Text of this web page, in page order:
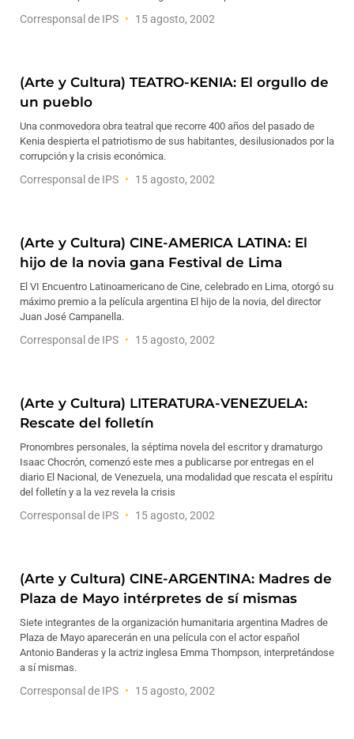
Corresponsal de IPS 15 agosto, 2002
(Arte y Cultura) TEATRO-KENIA: El orgullo de
un pueblo
Una conmovedora obra teatral que recorre 400 años del pasado de
Kenia despierta el patriotismo de sus habitantes, desilusionados por la
corrupción y la crisis económica.
Corresponsal de IPS 15 agosto, 2002
(Arte y Cultura) CINE-AMERICA LATINA: El
hijo de la novia gana Festival de Lima
El VI Encuentro Latinoamericano de Cine, celebrado en Lima, otorgó su
máximo premio a la película argentina El hijo de la novia, del director
Juan José Campanella.
Corresponsal de IPS 15 agosto, 2002
(Arte y Cultura) LITERATURA-VENEZUELA:
Rescate del folletín
Pronombres personales, la séptima novela del escritor y dramaturgo
Isaac Chocrón, comenzó este mes a publicarse por entregas en el
diario El Nacional, de Venezuela, una modalidad que rescata el espíritu
del folletín y a la vez revela la crisis
Corresponsal de IPS 15 agosto, 2002
(Arte y Cultura) CINE-ARGENTINA: Madres de
Plaza de Mayo intérpretes de sí mismas
Siete integrantes de la organización humanitaria argentina Madres de
Plaza de Mayo aparecerán en una película con el actor español
Antonio Banderas y la actriz inglesa Emma Thompson, interpretándose
a sí mismas.
Corresponsal de IPS 15 agosto, 2002